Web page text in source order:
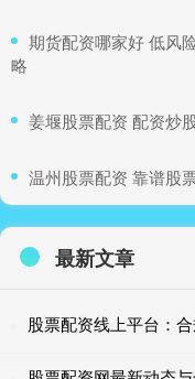
期货配资哪家好 低风
略
姜堰股票配资 配资炒
温州股票配资 靠谱股
最新文章
股票配资线上平台：